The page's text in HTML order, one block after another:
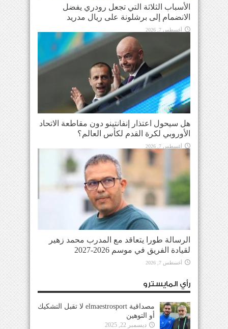
الأسباب الثلاثة التي تجعل رودري يفضل
الانضمام إلى برشلونة على ريال مدريد
أغسطس 7, 2026
هل سيحول اعتذار إنفانتينو دون مقاطعة الاتحاد
الأوروبي لكرة القدم لكأس العالم؟
أغسطس 7, 2026
الرسالة طورا يتعاقد مع المدرب محمد زهير
لقيادة الفريق في موسم 2026-2027
أغسطس 7, 2026
رأي المايسترو
مصداقية elmaestrosport لا تقبل التشكيك
أو التوهين
ديسمبر 22, 2025